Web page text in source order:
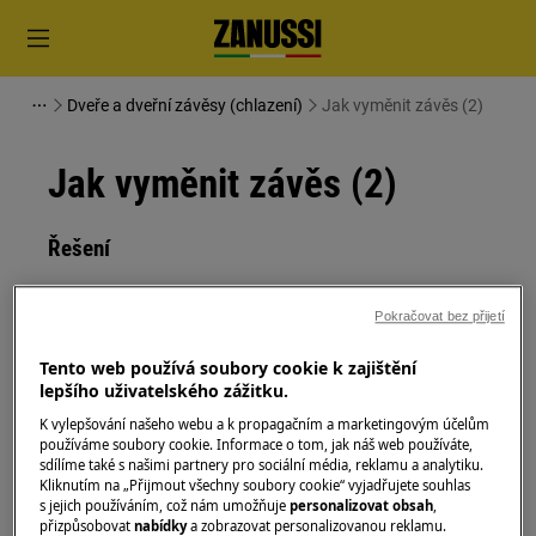
Dveře a dveřní závěsy (chlazení) Jak vyměnit závěs (2)
Jak vyměnit závěs (2)
Řešení
Před jakoukoli údržbou vypněte spotřebič a
Při přemisťování spotřebičů buďte vždy opatrní, u
těžkých spotřebičů je nutné jej přemisťovat dvěma
osobami.
Vždy používejte ochranné rukavice a přiloženou
obuv.
Tento web používá soubory cookie k zajištění
lepšího uživatelského zážitku.
K vylepšování našeho webu a k propagačním a marketingovým účelům
používáme soubory cookie. Informace o tom, jak náš web používáte,
sdílíme také s našimi partnery pro sociální média, reklamu a analytiku.
Kliknutím na „Přijmout všechny soubory cookie“ vyjadřujete souhlas
s jejich používáním, což nám umožňujepersonalizovat obsah,
přizpůsobovatnabídkya zobrazovat personalizovanou reklamu.
Pokračovat bez přijetí